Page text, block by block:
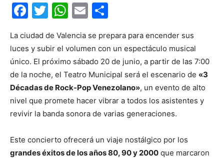
Facebook
Twitter
WhatsApp
Email
La ciudad de Valencia se prepara para encender sus
luces y subir el volumen con un espectáculo musical
único. El próximo sábado 20 de junio, a partir de las 7:00
de la noche, el Teatro Municipal será el escenario de «3
Décadas de Rock-Pop Venezolano», un evento de alto
nivel que promete hacer vibrar a todos los asistentes y
revivir la banda sonora de varias generaciones.
Este concierto ofrecerá un viaje nostálgico por los
grandes éxitos de los años 80, 90 y 2000 que marcaron